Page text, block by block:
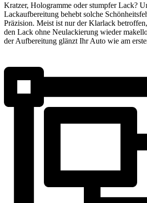
Kratzer, Hologramme oder stumpfer Lack?
Lackaufbereitung behebt solche
Präzision. Meist ist nur der Klarlack
den Lack ohne Neulackierung wieder
der Aufbereitung glänzt Ihr Auto wie am